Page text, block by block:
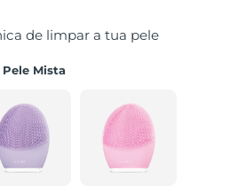
de limpar a tua pele
Pele Mista